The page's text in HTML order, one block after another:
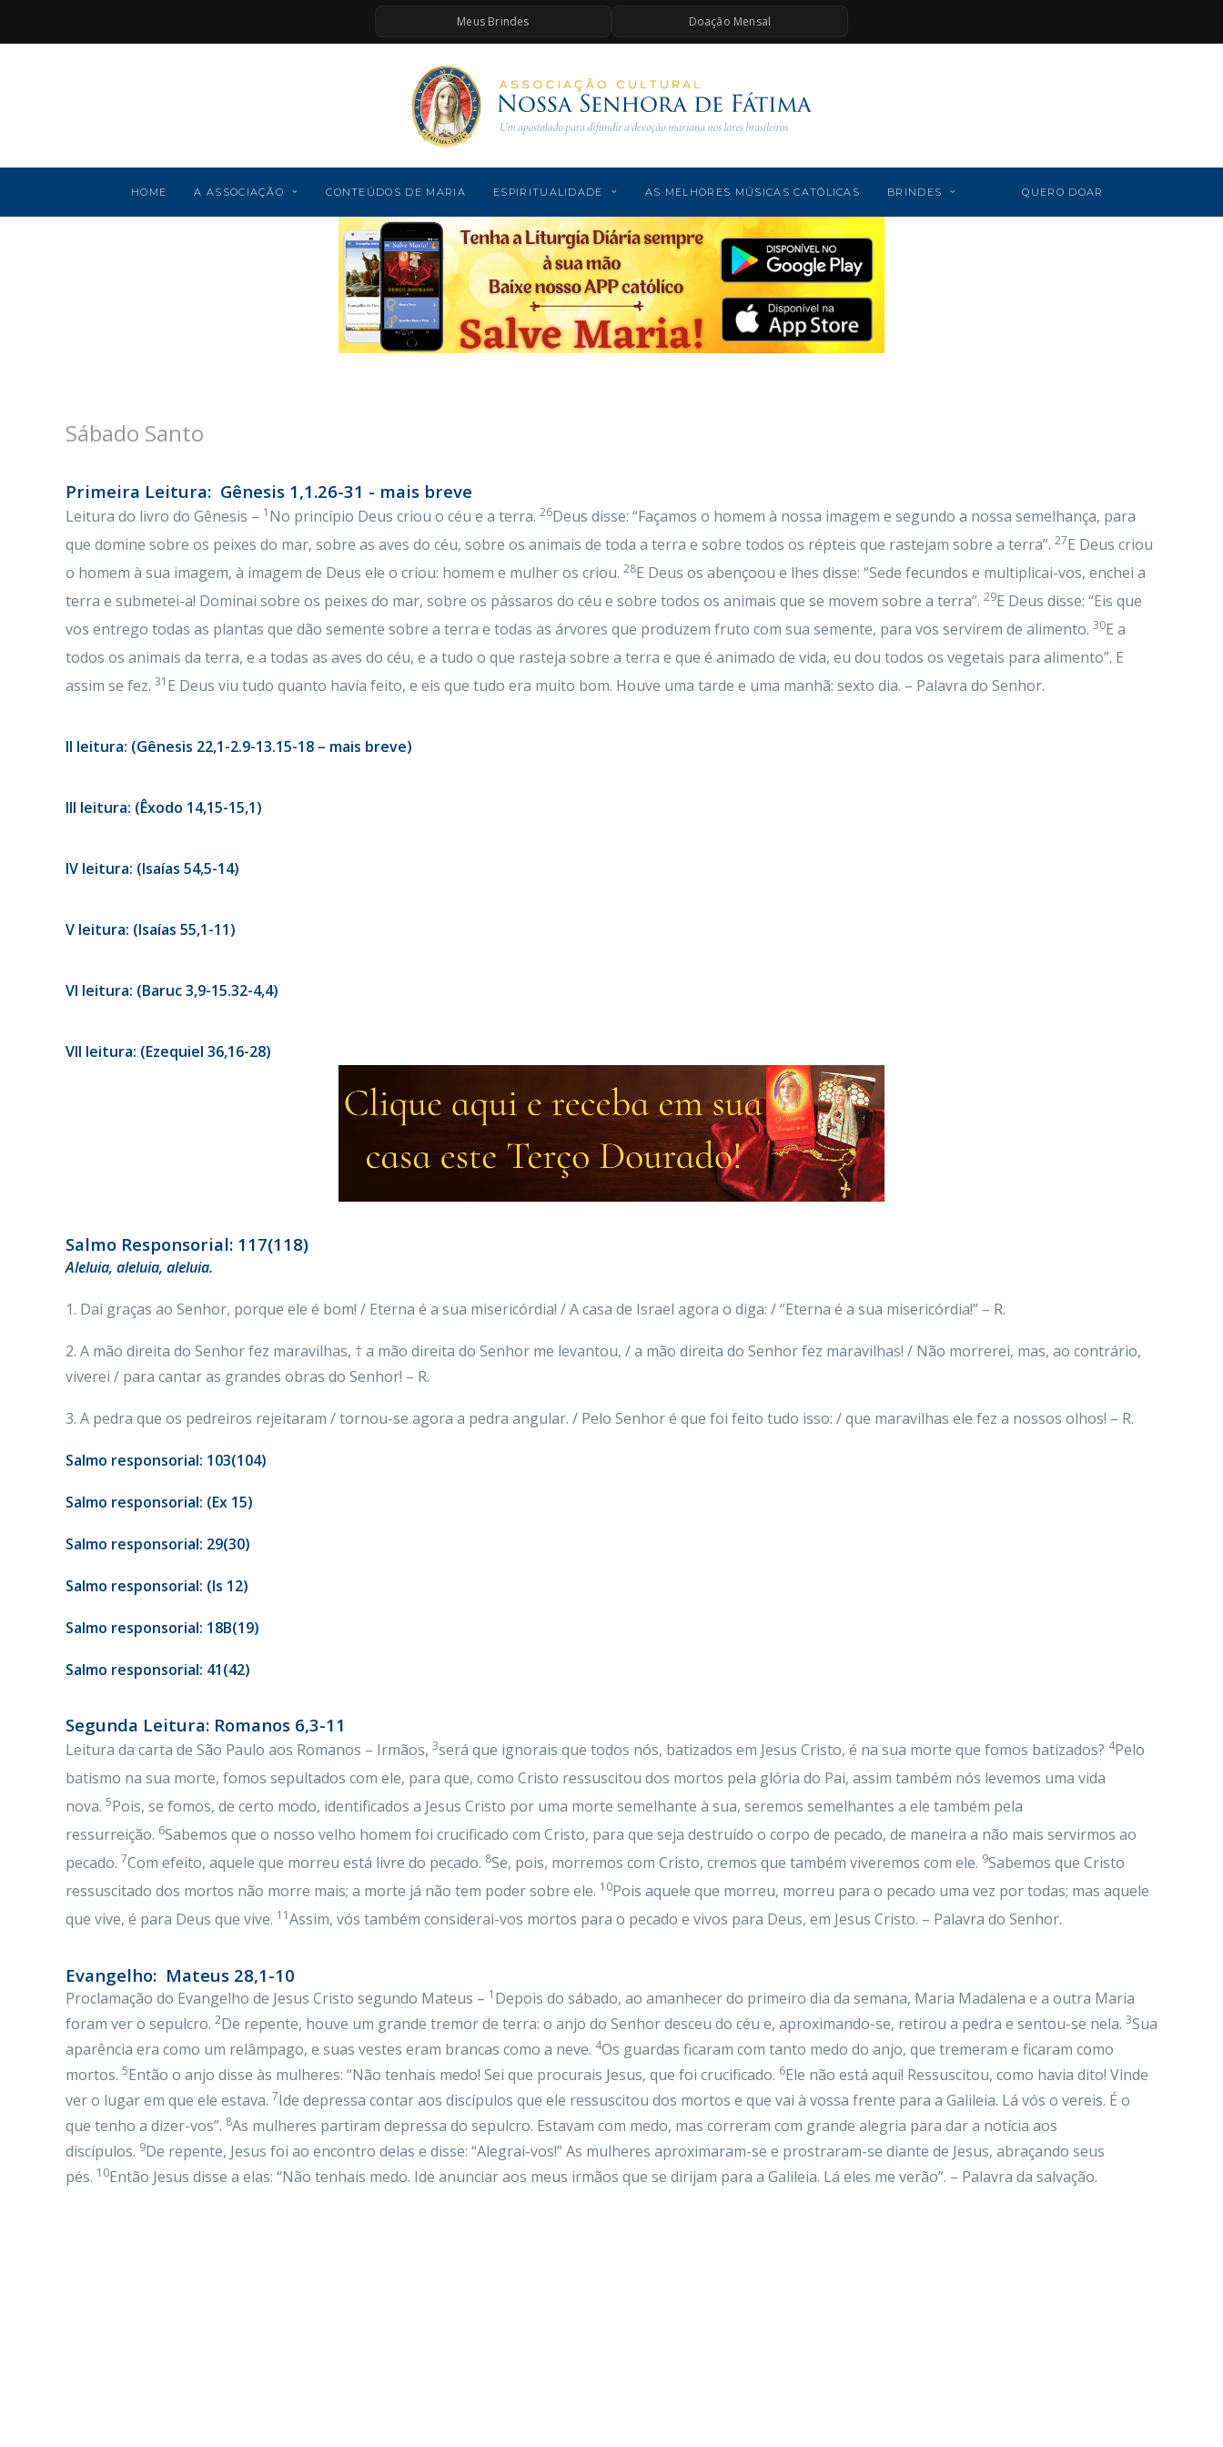
Meus Brindes Doação Mensal
HOME A ASSOCIAÇÃO CONTEÚDOS DE MARIA ESPIRITUALIDADE AS MELHORES MÚSICAS CATÓLICAS BRINDES QUERO DOAR
Sábado Santo
Primeira Leitura: Gênesis 1,1.26-31 - mais breve
Leitura do livro do Gênesis – 1 No princípio Deus criou o céu e a terra. 26Deus disse: “Façamos o homem à nossa imagem e segundo a nossa semelhança, para
que domine sobre os peixes do mar, sobre as aves do céu, sobre os animais de toda a terra e sobre todos os répteis que rastejam sobre a terra”. 27E Deus criou
o homem à sua imagem, à imagem de Deus ele o criou: homem e mulher os criou. 28E Deus os abençoou e lhes disse: “Sede fecundos e multiplicai-vos, enchei a
terra e submetei-a! Dominai sobre os peixes do mar, sobre os pássaros do céu e sobre todos os animais que se movem sobre a terra”. 29E Deus disse: “Eis que
vos entrego todas as plantas que dão semente sobre a terra e todas as árvores que produzem fruto com sua semente, para vos servirem de alimento. 30E a
todos os animais da terra, e a todas as aves do céu, e a tudo o que rasteja sobre a terra e que é animado de vida, eu dou todos os vegetais para alimento”. E
assim se fez. 31 E Deus viu tudo quanto havia feito, e eis que tudo era muito bom. Houve uma tarde e uma manhã: sexto dia. – Palavra do Senhor.
II leitura: (Gênesis 22,1-2.9-13.15-18 – mais breve)
III leitura: (Êxodo 14,15-15,1)
IV leitura: (Isaías 54,5-14)
V leitura: (Isaías 55,1-11)
VI leitura: (Baruc 3,9-15.32-4,4)
VII leitura: (Ezequiel 36,16-28)
Salmo Responsorial: 117(118)
Aleluia, aleluia, aleluia.
1. Dai graças ao Senhor, porque ele é bom! / Eterna é a sua misericórdia! / A casa de Israel agora o diga: / “Eterna é a sua misericórdia!” – R.
2. A mão direita do Senhor fez maravilhas, † a mão direita do Senhor me levantou, / a mão direita do Senhor fez maravilhas! / Não morrerei, mas, ao contrário,
viverei / para cantar as grandes obras do Senhor! – R.
3. A pedra que os pedreiros rejeitaram / tornou-se agora a pedra angular. / Pelo Senhor é que foi feito tudo isso: / que maravilhas ele fez a nossos olhos! – R.
Salmo responsorial: 103(104)
Salmo responsorial: (Ex 15)
Salmo responsorial: 29(30)
Salmo responsorial: (Is 12)
Salmo responsorial: 18B(19)
Salmo responsorial: 41(42)
Segunda Leitura: Romanos 6,3-11
Leitura da carta de São Paulo aos Romanos – Irmãos, 3será que ignorais que todos nós, batizados em Jesus Cristo, é na sua morte que fomos batizados? 4Pelo
batismo na sua morte, fomos sepultados com ele, para que, como Cristo ressuscitou dos mortos pela glória do Pai, assim também nós levemos uma vida
nova. 5Pois, se fomos, de certo modo, identificados a Jesus Cristo por uma morte semelhante à sua, seremos semelhantes a ele também pela
ressurreição. 6Sabemos que o nosso velho homem foi crucificado com Cristo, para que seja destruído o corpo de pecado, de maneira a não mais servirmos ao
pecado. 7Com efeito, aquele que morreu está livre do pecado. 8Se, pois, morremos com Cristo, cremos que também viveremos com ele. 9Sabemos que Cristo
ressuscitado dos mortos não morre mais; a morte já não tem poder sobre ele. 10Pois aquele que morreu, morreu para o pecado uma vez por todas; mas aquele
que vive, é para Deus que vive. 11Assim, vós também considerai-vos mortos para o pecado e vivos para Deus, em Jesus Cristo. – Palavra do Senhor.
Evangelho: Mateus 28,1-10
Proclamação do Evangelho de Jesus Cristo segundo Mateus – 1 Depois do sábado, ao amanhecer do primeiro dia da semana, Maria Madalena e a outra Maria
foram ver o sepulcro. 2De repente, houve um grande tremor de terra: o anjo do Senhor desceu do céu e, aproximando-se, retirou a pedra e sentou-se nela. 3Sua
aparência era como um relâmpago, e suas vestes eram brancas como a neve. 4Os guardas ficaram com tanto medo do anjo, que tremeram e ficaram como
mortos. 5Então o anjo disse às mulheres: “Não tenhais medo! Sei que procurais Jesus, que foi crucificado. 6Ele não está aqui! Ressuscitou, como havia dito! Vinde
ver o lugar em que ele estava. 7Ide depressa contar aos discípulos que ele ressuscitou dos mortos e que vai à vossa frente para a Galileia. Lá vós o vereis. É o
que tenho a dizer-vos”. 8As mulheres partiram depressa do sepulcro. Estavam com medo, mas correram com grande alegria para dar a notícia aos
discípulos. 9De repente, Jesus foi ao encontro delas e disse: “Alegrai-vos!” As mulheres aproximaram-se e prostraram-se diante de Jesus, abraçando seus
pés. 10Então Jesus disse a elas: “Não tenhais medo. Ide anunciar aos meus irmãos que se dirijam para a Galileia. Lá eles me verão”. – Palavra da salvação.